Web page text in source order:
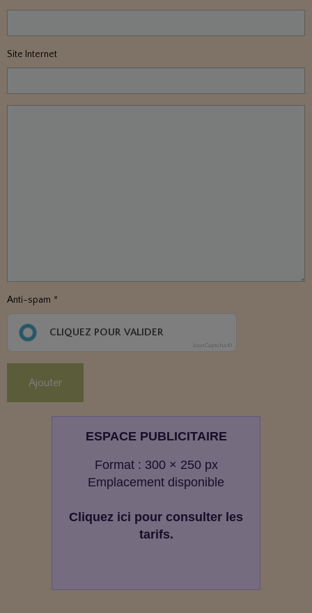
Site Internet
Anti-spam
CLIQUEZ POUR VALIDER
IconCaptcha ©
Ajouter
ESPACE PUBLICITAIRE
Format : 300 × 250 px
Emplacement disponible
Cliquez ici pour consulter les
tarifs.